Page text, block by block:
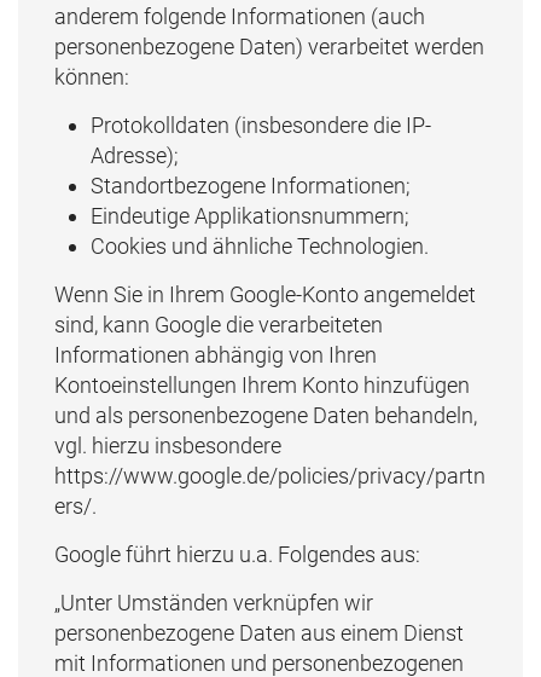
anderem folgende Informationen (auch
personenbezogene Daten) verarbeitet werden
können:
Protokolldaten (insbesondere die IP-
Adresse);
Standortbezogene Informationen;
Eindeutige Applikationsnummern;
Cookies und ähnliche Technologien.
Wenn Sie in Ihrem Google-Konto angemeldet
sind, kann Google die verarbeiteten
Informationen abhängig von Ihren
Kontoeinstellungen Ihrem Konto hinzufügen
und als personenbezogene Daten behandeln,
vgl. hierzu insbesondere
https://www.google.de/policies/privacy/partn
ers/.
Google führt hierzu u.a. Folgendes aus:
„Unter Umständen verknüpfen wir
personenbezogene Daten aus einem Dienst
mit Informationen und personenbezogenen